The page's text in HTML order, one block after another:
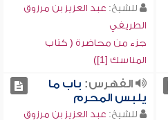
للشيخ: عبد العزيز بن مرزوق
الطريفي
جزء من محاضرة ( كتاب
المناسك [1])
الفهرس: باب ما
يلبس المحرم
للشيخ: عبد العزيز بن مرزوق